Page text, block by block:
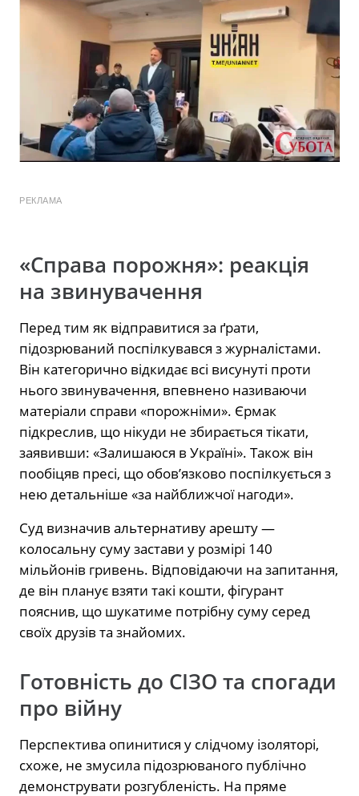
РЕКЛАМА
«Справа порожня»: реакція
на звинувачення
Перед тим як відправитися за ґрати,
підозрюваний поспілкувався з журналістами.
Він категорично відкидає всі висунуті проти
нього звинувачення, впевнено називаючи
матеріали справи «порожніми». Єрмак
підкреслив, що нікуди не збирається тікати,
заявивши: «Залишаюся в Україні». Також він
пообіцяв пресі, що обов’язково поспілкується з
нею детальніше «за найближчої нагоди».
Суд визначив альтернативу арешту —
колосальну суму застави у розмірі 140
мільйонів гривень. Відповідаючи на запитання,
де він планує взяти такі кошти, фігурант
пояснив, що шукатиме потрібну суму серед
своїх друзів та знайомих.
Готовність до СІЗО та спогади
про війну
Перспектива опинитися у слідчому ізоляторі,
схоже, не змусила підозрюваного публічно
демонструвати розгубленість. На пряме